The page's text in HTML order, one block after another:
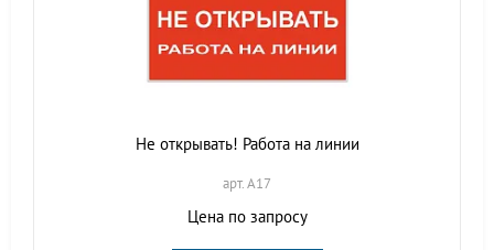
Не открывать! Работа на линии
арт. A17
Цена по запросу